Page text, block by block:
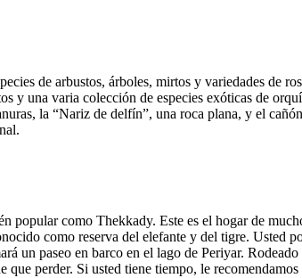
de arbustos, árboles, mirtos y variedades de
y una varia colección de especies exóticas de
la “Nariz de delfín”, una roca plana, y el
popular como Thekkady. Este es el hogar de
como reserva del elefante y del tigre. Usted
un paseo en barco en el lago de Periyar.
perder. Si usted tiene tiempo, le